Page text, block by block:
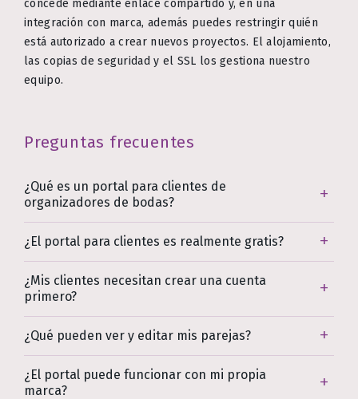
concede mediante enlace compartido y, en una
integración con marca, además puedes restringir quién
está autorizado a crear nuevos proyectos. El alojamiento,
las copias de seguridad y el SSL los gestiona nuestro
equipo.
Preguntas frecuentes
¿Qué es un portal para clientes de
organizadores de bodas?
¿El portal para clientes es realmente gratis?
¿Mis clientes necesitan crear una cuenta
primero?
¿Qué pueden ver y editar mis parejas?
¿El portal puede funcionar con mi propia
marca?